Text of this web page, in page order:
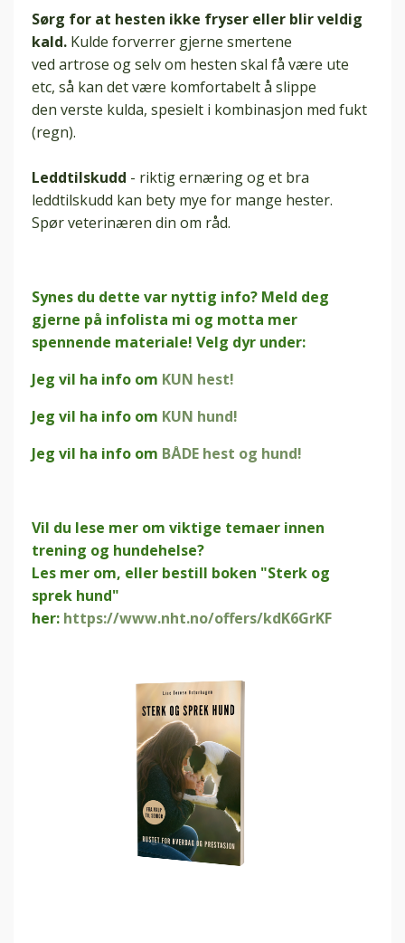
Sørg for at hesten ikke fryser eller blir veldig
kald. Kulde forverrer gjerne smertene
ved artrose og selv om hesten skal få være ute
etc, så kan det være komfortabelt å slippe
den verste kulda, spesielt i kombinasjon med fukt
(regn).
Leddtilskudd - riktig ernæring og et bra
leddtilskudd kan bety mye for mange hester.
Spør veterinæren din om råd.
Synes du dette var nyttig info? Meld deg
gjerne på infolista mi og motta mer
spennende materiale! Velg dyr under:
Jeg vil ha info om KUN hest!
Jeg vil ha info om KUN hund!
Jeg vil ha info om BÅDE hest og hund!
Vil du lese mer om viktige temaer innen
trening og hundehelse?
Les mer om, eller bestill boken "Sterk og
sprek hund"
her: https://www.nht.no/offers/kdK6GrKF